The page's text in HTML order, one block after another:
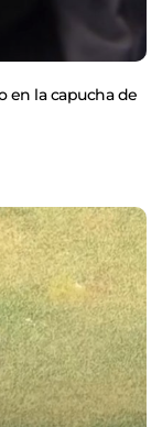
en la capucha de